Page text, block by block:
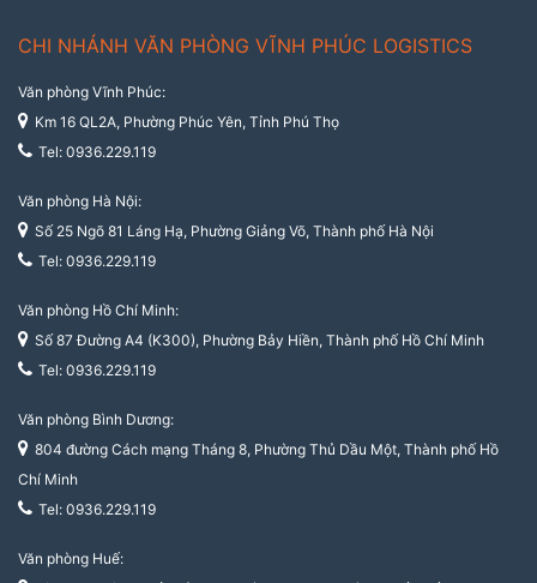
CHI NHÁNH VĂN PHÒNG VĨNH PHÚC LOGISTICS
Văn phòng Vĩnh Phúc:
Km 16 QL2A, Phường Phúc Yên, Tỉnh Phú Thọ
Tel: 0936.229.119
Văn phòng Hà Nội:
Số 25 Ngõ 81 Láng Hạ, Phường Giảng Võ, Thành phố Hà Nội
Tel: 0936.229.119
Văn phòng Hồ Chí Minh:
Số 87 Đường A4 (K300), Phường Bảy Hiền, Thành phố Hồ Chí Minh
Tel: 0936.229.119
Văn phòng Bình Dương:
804 đường Cách mạng Tháng 8, Phường Thủ Dầu Một, Thành phố Hồ
Chí Minh
Tel: 0936.229.119
Văn phòng Huế: